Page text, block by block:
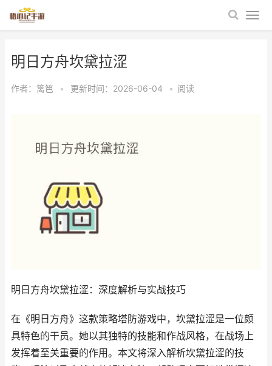
明日方舟坎黛拉涩
作者： 篱笆 • 更新时间：2026-06-04 • 阅读
明日方舟坎黛拉涩：深度解析与实战技巧
在《明日方舟》这款策略塔防游戏中，坎黛拉涩是一位颇
具特色的干员。她以其独特的技能和作战风格，在战场上
发挥着至关重要的作用。本文将深入解析坎黛拉涩的技